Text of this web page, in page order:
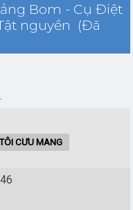
Bom - Cụ Điệt
nguyền (Đã
CƯU MANG